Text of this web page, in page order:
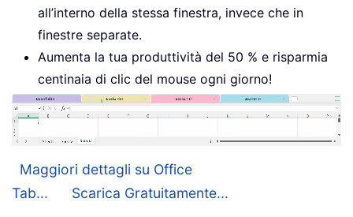
all’interno della stessa finestra, invece che in
finestre separate.
Aumenta la tua produttività del 50 % e risparmia
centinaia di clic del mouse ogni giorno!
Maggiori dettagli su Office
Tab...
Scarica Gratuitamente...